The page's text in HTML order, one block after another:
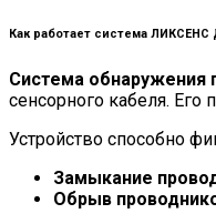
Как работает система ЛИКСЕНС
Система
сенсорного кабеля. Его
Устройство способно
Замыкание
Обрыв